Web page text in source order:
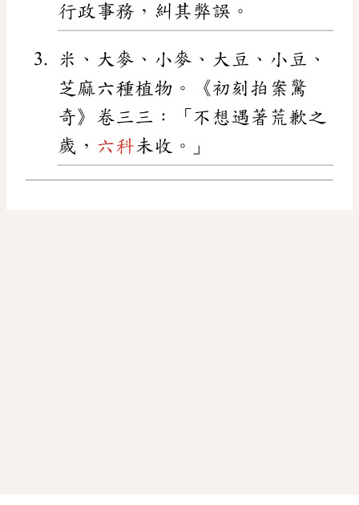
行政事務，糾其弊誤。
米、大麥、小麥、大豆、小豆、
芝麻六種植物。《初刻拍案驚
奇》卷三三：「不想遇著荒歉之
歲， 六科 未收。」